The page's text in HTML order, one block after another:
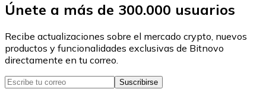
Únete a más de 300.000 usuarios
Recibe actualizaciones sobre el mercado crypto, nuevos
productos y funcionalidades exclusivas de Bitnovo
directamente en tu correo.
Suscribirse